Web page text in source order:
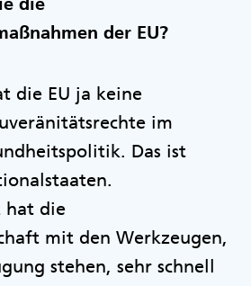
der EU?
die EU ja keine
im
Das ist
hat die
mit den Werkzeugen,
stehen, sehr schnell